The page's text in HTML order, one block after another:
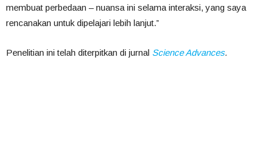
membuat perbedaan – nuansa ini selama interaksi, yang saya
rencanakan untuk dipelajari lebih lanjut.”
Penelitian ini telah diterpitkan di jurnal Science Advances.